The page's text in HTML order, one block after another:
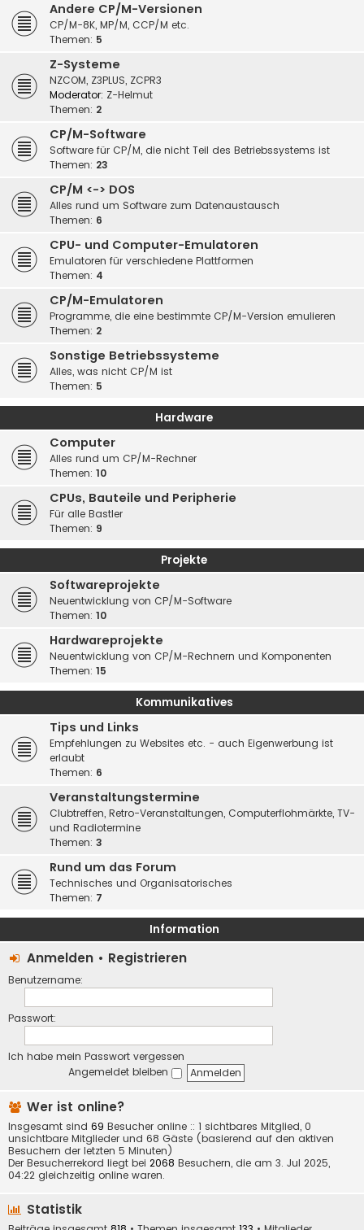
Andere CP/M-Versionen
CP/M-8K, MP/M, CCP/M etc.
Themen: 5
Z-Systeme
NZCOM, Z3PLUS, ZCPR3
Moderator: Z-Helmut
Themen: 2
CP/M-Software
Software für CP/M, die nicht Teil des Betriebssystems ist
Themen: 23
CP/M <-> DOS
Alles rund um Software zum Datenaustausch
Themen: 6
CPU- und Computer-Emulatoren
Emulatoren für verschiedene Plattformen
Themen: 4
CP/M-Emulatoren
Programme, die eine bestimmte CP/M-Version emulieren
Themen: 2
Sonstige Betriebssysteme
Alles, was nicht CP/M ist
Themen: 5
Hardware
Computer
Alles rund um CP/M-Rechner
Themen: 10
CPUs, Bauteile und Peripherie
Für alle Bastler
Themen: 9
Projekte
Softwareprojekte
Neuentwicklung von CP/M-Software
Themen: 10
Hardwareprojekte
Neuentwicklung von CP/M-Rechnern und Komponenten
Themen: 15
Kommunikatives
Tips und Links
Empfehlungen zu Websites etc. - auch Eigenwerbung ist
erlaubt
Themen: 6
Veranstaltungstermine
Clubtreffen, Retro-Veranstaltungen, Computerflohmärkte, TV-
und Radiotermine
Themen: 3
Rund um das Forum
Technisches und Organisatorisches
Themen: 7
Information
Anmelden • Registrieren
Benutzername:
Passwort:
Ich habe mein Passwort vergessen
Angemeldet bleiben
Wer ist online?
Insgesamt sind 69 Besucher online :: 1 sichtbares Mitglied, 0
unsichtbare Mitglieder und 68 Gäste (basierend auf den aktiven
Besuchern der letzten 5 Minuten)
Der Besucherrekord liegt bei 2068 Besuchern, die am 3. Jul 2025,
04:22 gleichzeitig online waren.
Statistik